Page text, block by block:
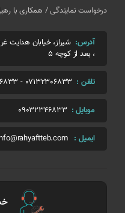
درخواست نمایندگی / همکاری با
آدرس: شیراز، خیابان
، بعد از کوچه 5
تلفن : 07132306833
-
موبایل : 09032346833
ایمیل :